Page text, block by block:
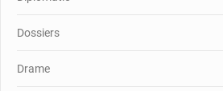
Dossiers
Drame